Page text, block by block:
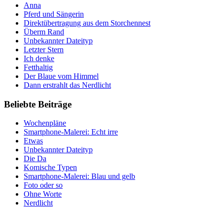
Anna
Pferd und Sängerin
Direktübertragung aus dem Storchennest
Überm Rand
Unbekannter Dateityp
Letzter Stern
Ich denke
Fetthaltig
Der Blaue vom Himmel
Dann erstrahlt das Nerdlicht
Beliebte Beiträge
Wochenpläne
Smartphone-Malerei: Echt irre
Etwas
Unbekannter Dateityp
Die Da
Komische Typen
Smartphone-Malerei: Blau und gelb
Foto oder so
Ohne Worte
Nerdlicht